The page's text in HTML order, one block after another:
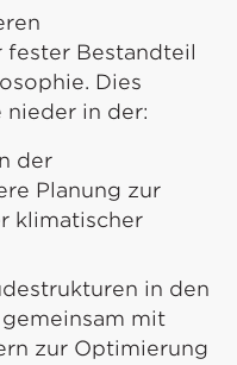
Bestandteil
Dies
nieder in der:
der
Planung zur
klimatischer
in den
mit
zur Optimierung